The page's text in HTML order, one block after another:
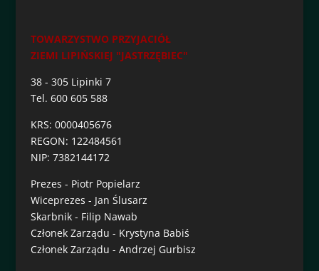
TOWARZYSTWO PRZYJACIÓŁ
ZIEMI LIPIŃSKIEJ "JASTRZĘBIEC"
38 - 305 Lipinki 7
Tel. 600 605 588
KRS: 0000405676
REGON: 122484561
NIP: 7382144172
Prezes - Piotr Popielarz
Wiceprezes - Jan Ślusarz
Skarbnik - Filip Nawab
Członek Zarządu - Krystyna Babiś
Członek Zarządu - Andrzej Gurbisz